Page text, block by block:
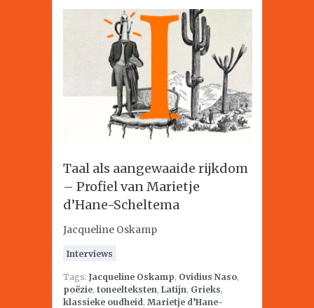
Taal als aangewaaide rijkdom
– Profiel van Marietje
d’Hane-Scheltema
Jacqueline Oskamp
Interviews
Tags: Jacqueline Oskamp, Ovidius Naso,
poëzie, toneelteksten, Latijn, Grieks,
klassieke oudheid, Marietje d’Hane-